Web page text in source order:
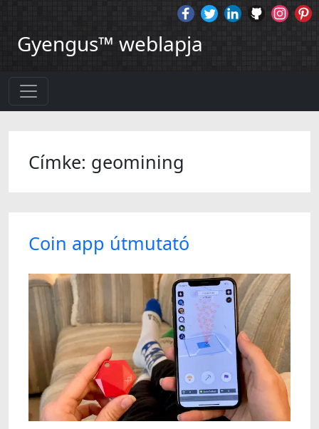
Gyengus™ weblapja
Címke: geomining
Coin app útmutató